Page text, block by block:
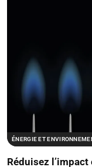
ÉNERGIE ET
Réduisez